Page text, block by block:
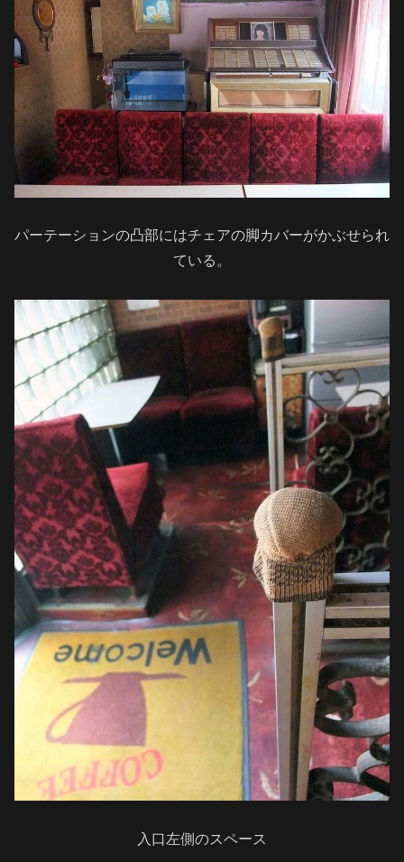
パーテーションの凸部にはチェアの脚カバーがかぶせられ
ている。
入口左側のスペース